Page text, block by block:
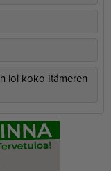
loi koko Itämeren